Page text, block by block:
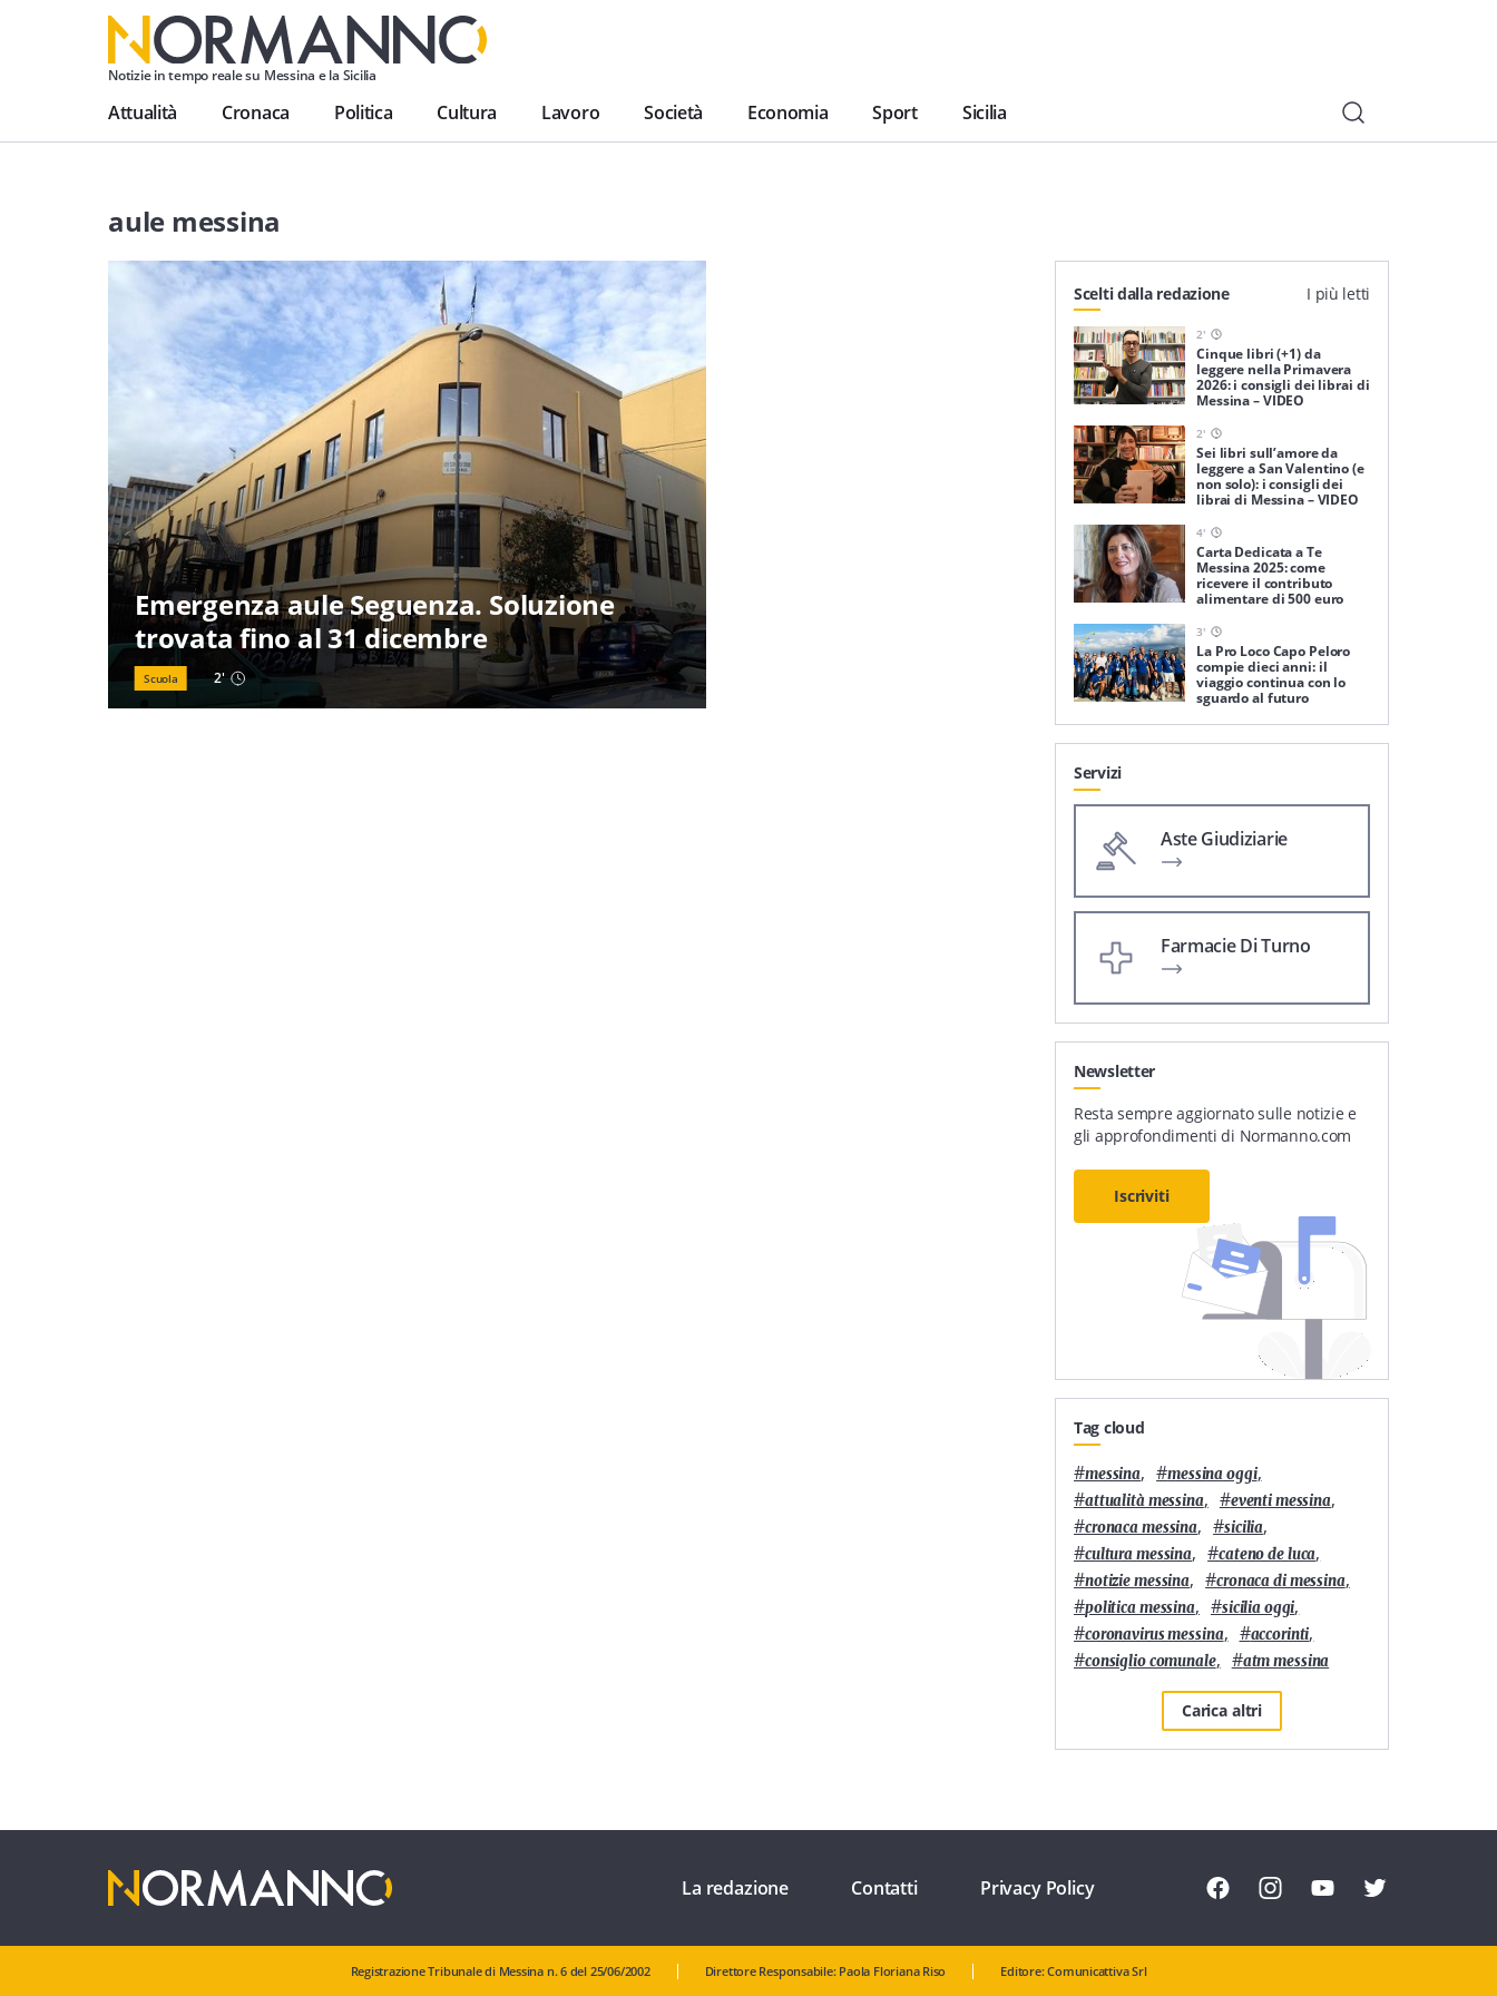
Notizie in tempo reale su Messina e la Sicilia
Attualità Cronaca Politica Cultura Lavoro Società Economia Sport Sicilia
aule messina
Emergenza aule Seguenza. Soluzione
trovata fino al 31 dicembre
Scuola 2'
Scelti dalla redazione I più letti
2'
Cinque libri (+1) da
leggere nella Primavera
2026: i consigli dei librai di
Messina – VIDEO
2'
Sei libri sull’amore da
leggere a San Valentino (e
non solo): i consigli dei
librai di Messina – VIDEO
4'
Carta Dedicata a Te
Messina 2025: come
ricevere il contributo
alimentare di 500 euro
3'
La Pro Loco Capo Peloro
compie dieci anni: il
viaggio continua con lo
sguardo al futuro
Servizi
Aste Giudiziarie
Farmacie Di Turno
Newsletter
Resta sempre aggiornato sulle notizie e
gli approfondimenti di Normanno.com
Iscriviti
Tag cloud
#messina, #messina oggi,
#attualità messina, #eventi messina,
#cronaca messina, #sicilia,
#cultura messina, #cateno de luca,
#notizie messina, #cronaca di messina,
#politica messina, #sicilia oggi,
#coronavirus messina, #accorinti,
#consiglio comunale, #atm messina
Carica altri
La redazione Contatti Privacy Policy
Registrazione Tribunale di Messina n. 6 del 25/06/2002 Direttore Responsabile: Paola Floriana Riso Editore: Comunicattiva Srl